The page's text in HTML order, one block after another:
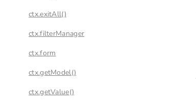
ctx.exitAll()
ctx.filterManager
ctx.form
ctx.getModel()
ctx.getValue()